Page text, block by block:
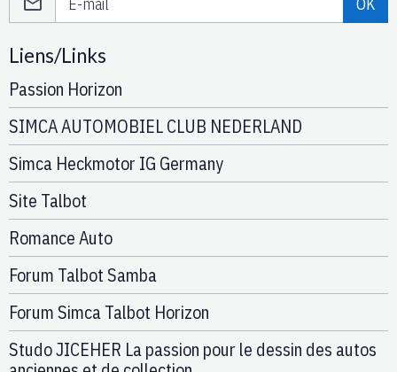
OK
Liens/Links
Passion Horizon
SIMCA AUTOMOBIEL CLUB NEDERLAND
Simca Heckmotor IG Germany
Site Talbot
Romance Auto
Forum Talbot Samba
Forum Simca Talbot Horizon
Studo JICEHER La passion pour le dessin des autos